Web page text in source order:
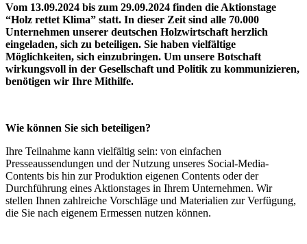
Vom 13.09.2024 bis zum 29.09.2024 finden die Aktionstage
“Holz rettet Klima” statt. In dieser Zeit sind alle 70.000
Unternehmen unserer deutschen Holzwirtschaft herzlich
eingeladen, sich zu beteiligen. Sie haben vielfältige
Möglichkeiten, sich einzubringen. Um unsere Botschaft
wirkungsvoll in der Gesellschaft und Politik zu kommunizieren,
benötigen wir Ihre Mithilfe.
Wie können Sie sich beteiligen?
Ihre Teilnahme kann vielfältig sein: von einfachen
Presseaussendungen und der Nutzung unseres Social-Media-
Contents bis hin zur Produktion eigenen Contents oder der
Durchführung eines Aktionstages in Ihrem Unternehmen. Wir
stellen Ihnen zahlreiche Vorschläge und Materialien zur Verfügung,
die Sie nach eigenem Ermessen nutzen können.